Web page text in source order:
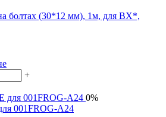
болтах (30*12 мм), 1м, для BX*,
+
0%
001FROG-A24